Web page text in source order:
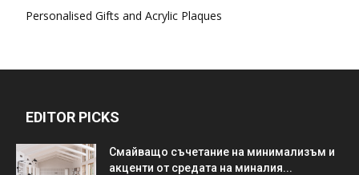
Personalised Gifts and Acrylic Plaques
EDITOR PICKS
Смайващо съчетание на минимализъм и
акценти от средата на миналия...